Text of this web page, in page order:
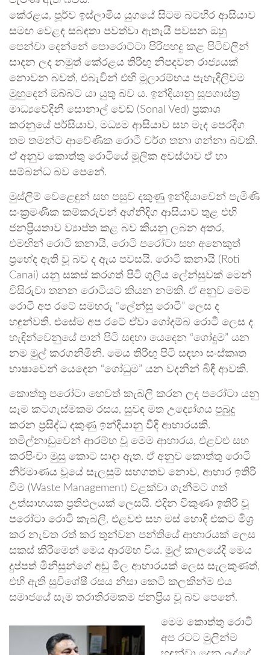
කේරළය, පූර්ව ඉස්ලාමීය යුගයේ සිටම බටහිර ආසියාව
සමඟ වෙළඳ සබඳතා පවත්වා ඇතැයි පවසන ඔහු
පෙන්වා දෙන්නේ පොරොට්ටා පිරිපහදු කළ පිටිවලින්
සාදන ලද නමුත් කේරළය තිරිඟු නිපදවන රාජ්‍යයක්
නොවන බවත්, එබැවින් එහි මූලාරම්භය පැහැදිලිවම
මුහුදෙන් ඔබ්බට යා යුතු බව ය. ඉන්දියානු සූපශාස්ත්‍ර
මාධ්‍යවේදිනී සොනාල් වෙඩ් (Sonal Ved) ප්‍රකාශ
කරනුයේ පර්සියාව, මධ්‍යම ආසියාව සහ මැද පෙරදිග
තම තමන්ට ආවේණික රොටී වර්ග තනා ගන්නා බවකි.
ඒ අනුව කොත්තු රොටියේ මූලික අවස්ථාව ඒ හා
සම්බන්ධ බව පෙනේ.
මුස්ලිම් වෙළෙඳුන් සහ පසුව දකුණු ඉන්දියාවෙන් පැමිණි
සංක්‍රමණික කම්කරුවන් අග්නිදිග ආසියාව තුළ එහි
ජනප්‍රියතාව ව්‍යාප්ත කළ බව කියනු ලබන අතර,
එමඟින් රොටි කනායි, රොටි පරෝටා සහ අනෙකුත්
ප්‍රභේද ඇති වූ බව ද ඇය පවසයි. රොටි කනායි (Roti
Canai) යනු සකස් කරගත් පිටි ගුලිය ලේන්සුවක් මෙන්
විසිරුවා තනන රොටියට කියන නමකි. ඒ අනුව මෙම
රොටී අප රටේ සමහරු “ලේන්සු රොටී” ලෙස ද
හඳුන්වති. එසේම අප රටේ ඒවා ගෝදම්බ රොටී ලෙස ද
හැඳින්වෙනුයේ පාන් පිටි සඳහා යෙදෙන “ගෝදුම” යන
නම මුල් කරගනිමිනි. මෙය තිරිඟු පිටි සඳහා සංස්කෘත
භාෂාවෙන් යෙදෙන “ගෝධුම” යන වදනින් බිඳී ආවකි.
කොත්තු පරෝටා හෙවත් කැබලි කරන ලද පරෝටා යනු
සෑම කටගැස්මකම රසය, සුවඳ මත උද්‍යෝගය පුබුදු
කරන ප්‍රසිද්ධ දකුණු ඉන්දියානු වීදි ආහාරයකි.
තමිල්නාඩුවෙන් ආරම්භ වූ මෙම ආහාරය, එළවළු සහ
කරපිංචා මුසු කොට සාදා ඇත. ඒ අනුව කොත්තු රොටි
නිර්මාණය වූයේ සැලසුම් සහගතව නොව, ආහාර ඉතිරි
වීම (Waste Management) වළක්වා ගැනීමට ගත්
උත්සාහයක ප්‍රතිඵලයක් ලෙසයි. එදින විකුණා ඉතිරි වූ
පරෝටා රොටි කැබලි, එළවළු සහ මස් හොදි එකට මිශ්‍ර
කර නැවත රත් කර තුන්වන පන්තියේ ආහාරයක් ලෙස
සකස් කිරීමෙන් මෙය ආරම්භ විය. මුල් කාලයේදී මෙය
දුප්පත් මිනිසුන්ගේ අඩු මිල ආහාරයක් ලෙස සැලකුණත්,
එහි ඇති සුවිශේෂී රසය නිසා කෙටි කලකින්ම එය
සමාජයේ සෑම තරාතිරමකම ජනප්‍රිය වූ බව පෙනේ.
මෙම කොත්තු රොටී
අප රටට මුලින්ම